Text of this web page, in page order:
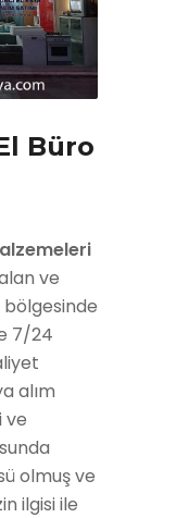
Büro
ve
7/24
alım
ve
olmuş ve
ilgisi ile